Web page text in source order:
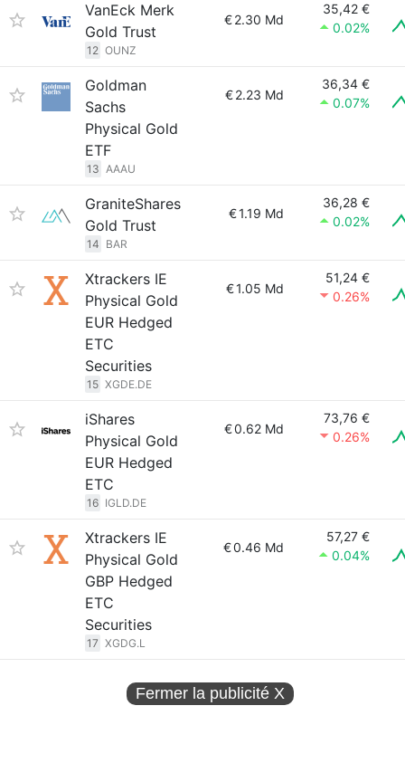
VanEck Merk
Gold Trust
12 OUNZ
€2.30 Md
35,42 €
0.02%
Goldman
Sachs
Physical Gold
ETF
13 AAAU
€2.23 Md
36,34 €
0.07%
GraniteShares
Gold Trust
14 BAR
€1.19 Md
36,28 €
0.02%
Xtrackers IE
Physical Gold
EUR Hedged
ETC
Securities
15 XGDE.DE
€1.05 Md
51,24 €
0.26%
iShares
Physical Gold
EUR Hedged
ETC
16 IGLD.DE
€0.62 Md
73,76 €
0.26%
Xtrackers IE
Physical Gold
GBP Hedged
ETC
Securities
17 XGDG.L
€0.46 Md
57,27 €
0.04%
Fermer la publicité X